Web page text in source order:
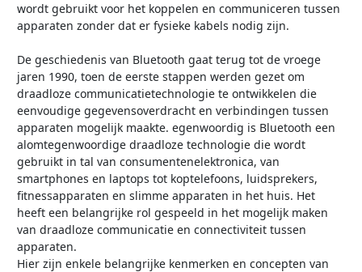
wordt gebruikt voor het koppelen en communiceren tussen
apparaten zonder dat er fysieke kabels nodig zijn.
De geschiedenis van Bluetooth gaat terug tot de vroege
jaren 1990, toen de eerste stappen werden gezet om
draadloze communicatietechnologie te ontwikkelen die
eenvoudige gegevensoverdracht en verbindingen tussen
apparaten mogelijk maakte. egenwoordig is Bluetooth een
alomtegenwoordige draadloze technologie die wordt
gebruikt in tal van consumentenelektronica, van
smartphones en laptops tot koptelefoons, luidsprekers,
fitnessapparaten en slimme apparaten in het huis. Het
heeft een belangrijke rol gespeeld in het mogelijk maken
van draadloze communicatie en connectiviteit tussen
apparaten.
Hier zijn enkele belangrijke kenmerken en concepten van